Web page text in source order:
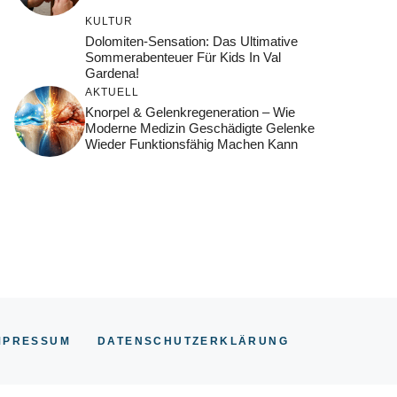
KULTUR
Dolomiten-Sensation: Das Ultimative
Sommerabenteuer Für Kids In Val
Gardena!
AKTUELL
Knorpel & Gelenkregeneration – Wie
Moderne Medizin Geschädigte Gelenke
Wieder Funktionsfähig Machen Kann
DATENSCHUTZERKLÄRUNG